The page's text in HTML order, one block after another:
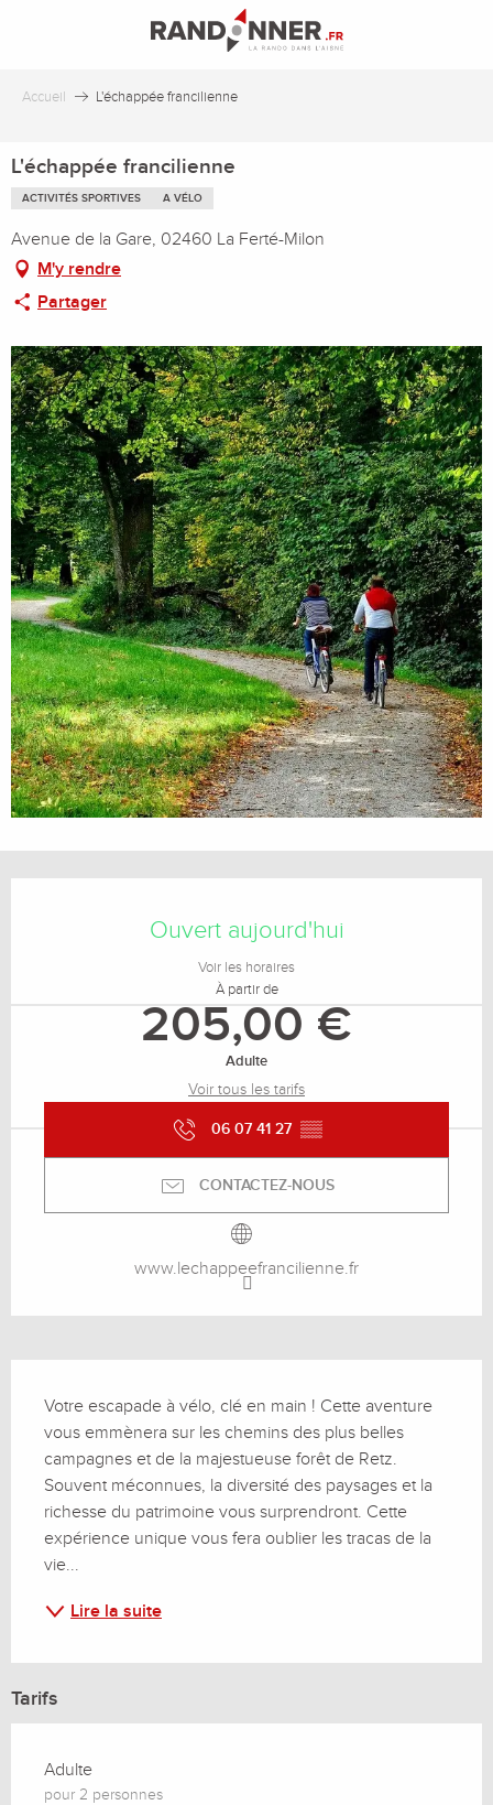
principal
Accueil L'échappée francilienne
L'échappée francilienne
ACTIVITÉS SPORTIVES A VÉLO
Avenue de la Gare, 02460 La Ferté-Milon
M'y rendre
Partager
Ouvert aujourd'hui
Voir les horaires
À partir de
205,00 €
Adulte
Voir tous les tarifs
06 07 41 27 ▒▒
CONTACTEZ-NOUS
www.lechappeefrancilienne.fr
Votre escapade à vélo, clé en main ! Cette aventure
vous emmènera sur les chemins des plus belles
campagnes et de la majestueuse forêt de Retz.
Souvent méconnues, la diversité des paysages et la
richesse du patrimoine vous surprendront. Cette
expérience unique vous fera oublier les tracas de la
vie...
Lire la suite
Tarifs
Adulte
pour 2 personnes